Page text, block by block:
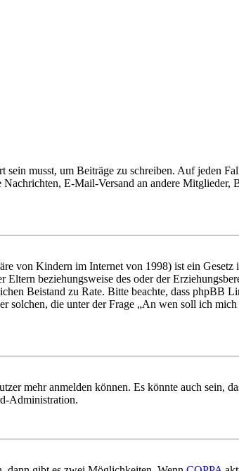
musst, um Beiträge zu schreiben. Auf jeden
E-Mail-Versand an andere Mitglieder,
von Kindern im Internet von 1998) ist ein
beziehungsweise des oder der
Beistand zu Rate. Bitte beachte, dass phpBB
solchen, die unter der Frage „An wen soll ich
mehr anmelden können. Es könnte auch sein,
Administration.